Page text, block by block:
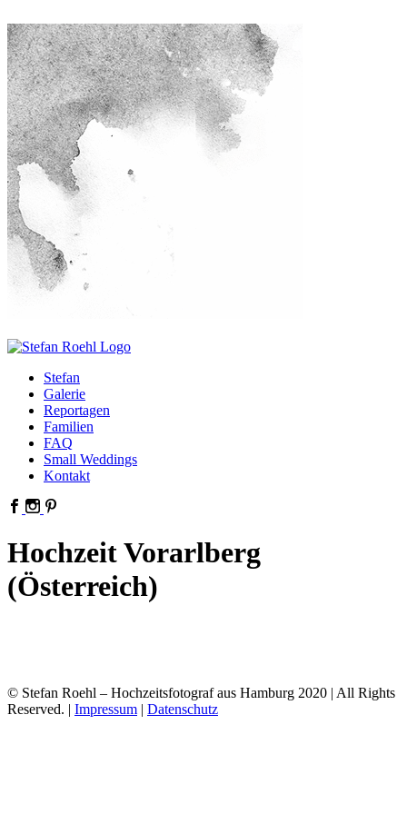
Stefan
Galerie
Reportagen
Familien
FAQ
Small Weddings
Kontakt
Hochzeit Vorarlberg
(Österreich)
© Stefan Roehl – Hochzeitsfotograf aus Hamburg 2020 | All Rights
Reserved. | Impressum | Datenschutz